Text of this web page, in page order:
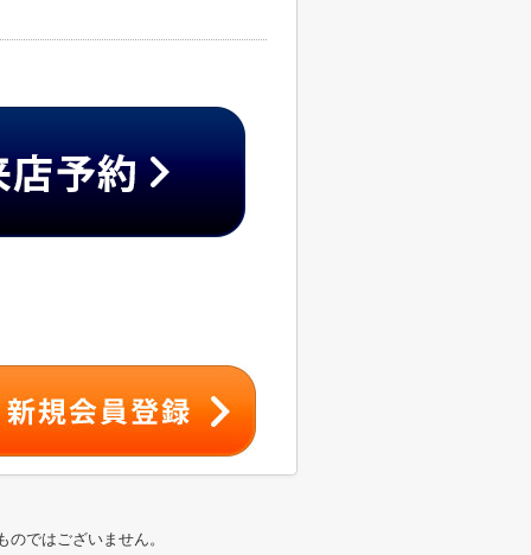
ではございません。